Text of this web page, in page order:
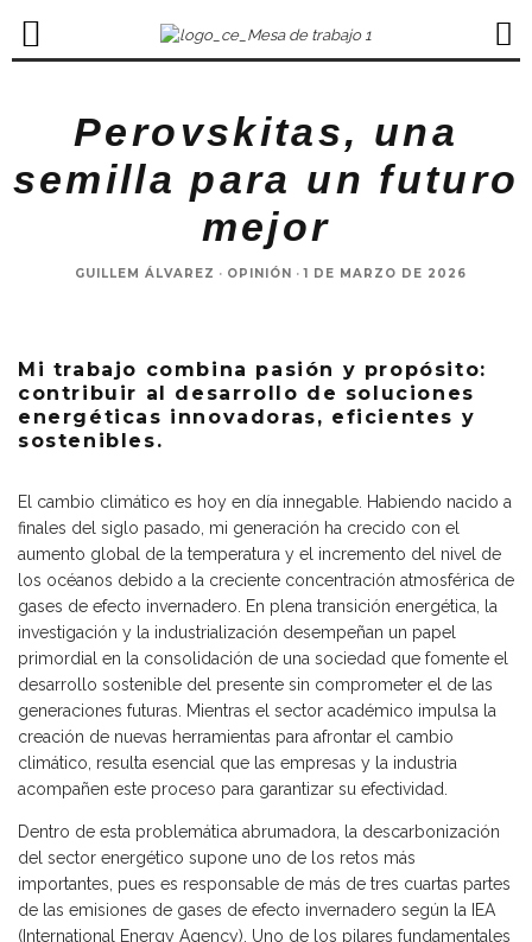
Perovskitas, una
semilla para un futuro
mejor
GUILLEM ÁLVAREZ · OPINIÓN · 1 DE MARZO DE 2026
Mi trabajo combina pasión y propósito:
contribuir al desarrollo de soluciones
energéticas innovadoras, eficientes y
sostenibles.
El cambio climático es hoy en día innegable. Habiendo nacido a
finales del siglo pasado, mi generación ha crecido con el
aumento global de la temperatura y el incremento del nivel de
los océanos debido a la creciente concentración atmosférica de
gases de efecto invernadero. En plena transición energética, la
investigación y la industrialización desempeñan un papel
primordial en la consolidación de una sociedad que fomente el
desarrollo sostenible del presente sin comprometer el de las
generaciones futuras. Mientras el sector académico impulsa la
creación de nuevas herramientas para afrontar el cambio
climático, resulta esencial que las empresas y la industria
acompañen este proceso para garantizar su efectividad.
Dentro de esta problemática abrumadora, la descarbonización
del sector energético supone uno de los retos más
importantes, pues es responsable de más de tres cuartas partes
de las emisiones de gases de efecto invernadero según la IEA
(International Energy Agency). Uno de los pilares fundamentales